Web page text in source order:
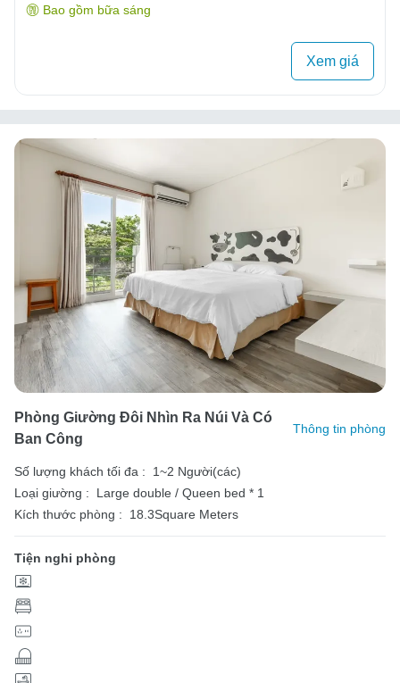
Bao gồm bữa sáng
Xem giá
Phòng Giường Đôi Nhìn Ra Núi Và Có
Ban Công
Thông tin phòng
Số lượng khách tối đa :
1~2 Người(các)
Loại giường :
Large double / Queen bed * 1
Kích thước phòng :
18.3Square Meters
Tiện nghi phòng